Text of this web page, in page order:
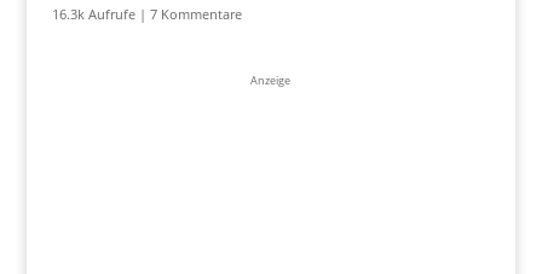
16.3k Aufrufe| 7 Kommentare
Anzeige